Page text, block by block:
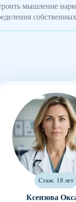
мышление
Стаж: 18 лет
Ксензова